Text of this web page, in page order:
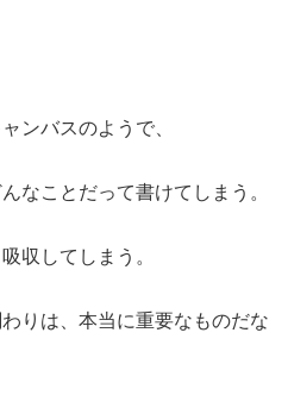
ンバスのようで、
なことだって書けてしまう。
収してしまう。
りは、本当に重要なものだな